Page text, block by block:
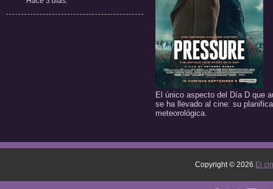
El único aspecto del Día D que
se ha llevado al cine: su
meteorológica.
Copyright © 2026 El